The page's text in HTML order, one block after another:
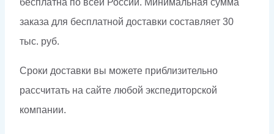
бесплатна по всей России. Минимальная сумма
заказа для бесплатной доставки составляет 30
тыс. руб.
Сроки доставки вы можете приблизительно
рассчитать на сайте любой экспедиторской
компании.